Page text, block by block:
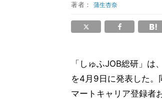
著者：蒲生杏奈
「しゅふJOB総研」は
を4月9日に発表した
マートキャリア登録者